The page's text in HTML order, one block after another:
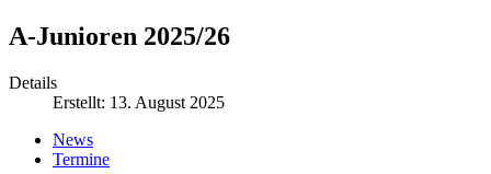
A-Junioren 2025/26
Details
Erstellt: 13. August 2025
News
Termine